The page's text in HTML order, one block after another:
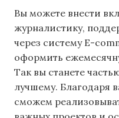
Вы можете внести
журналистику,
через систему E-
оформить
Так вы станете
лучшему. Благодаря
сможем